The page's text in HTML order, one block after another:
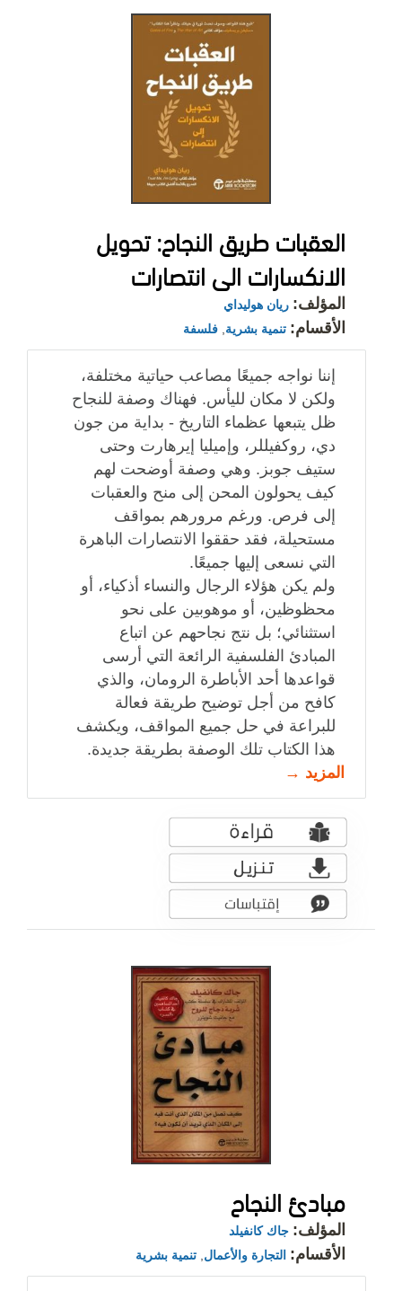
‎العقبات طريق النجاح: تحويل
الانكسارات الى انتصارات‎
المؤلف: ريان هوليداي
الأقسام: تنمية بشرية فلسفة
إننا نواجه جميعًا مصاعب حياتية مختلفة،
ولكن لا مكان لليأس. فهناك وصفة للنجاح
ظل يتبعها عظماء التاريخ - بداية من جون
دي، روكفيللر، وإميليا إيرهارت وحتى
ستيف جوبز. وهي وصفة أوضحت لهم
كيف يحولون المحن إلى منح والعقبات
إلى فرص. ورغم مرورهم بمواقف
مستحيلة، فقد حققوا الانتصارات الباهرة
التي نسعى إليها جميعًا.
ولم يكن هؤلاء الرجال والنساء أذكياء، أو
محظوظين، أو موهوبين على نحو
استثنائي؛ بل نتج نجاحهم عن اتباع
المبادئ الفلسفية الرائعة التي أرسى
قواعدها أحد الأباطرة الرومان، والذي
كافح من أجل توضيح طريقة فعالة
للبراعة في حل جميع المواقف، ويكشف
هذا الكتاب تلك الوصفة بطريقة جديدة.
المزيد →
مبادئ النجاح
المؤلف: جاك كانفيلد
الأقسام: التجارة والأعمال تنمية بشرية